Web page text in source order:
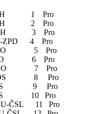
1 Pro
2 Pro
3 Pro
ZPD 4 Pro
5 Pro
6 Pro
7 Pro
8 Pro
9 Pro
10 Pro
11 Pro